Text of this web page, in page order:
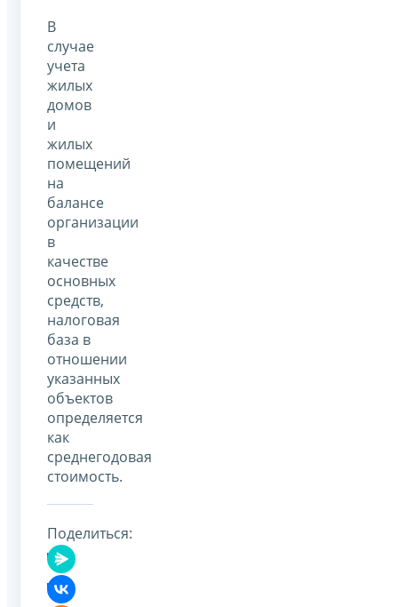
В
случае
учета
жилых
домов
и
жилых
помещений
на
балансе
организации
в
качестве
основных
средств,
налоговая
база в
отношении
указанных
объектов
определяется
как
среднегодовая
стоимость.
Поделиться: